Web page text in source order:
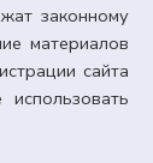
законному
материалов
сайта